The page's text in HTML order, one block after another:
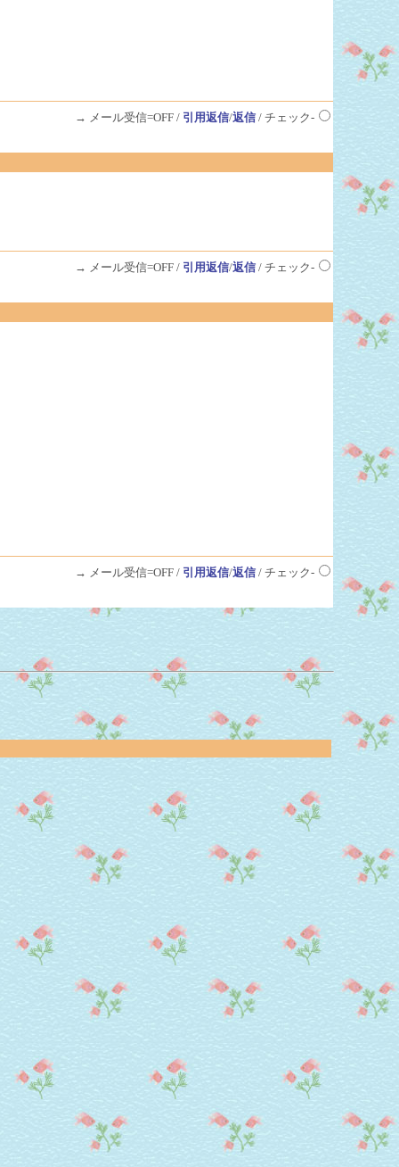
→ メール受信=OFF / 引用返信/返信/ チェック-
→ メール受信=OFF / 引用返信/返信/ チェック-
→ メール受信=OFF / 引用返信/返信/ チェック-